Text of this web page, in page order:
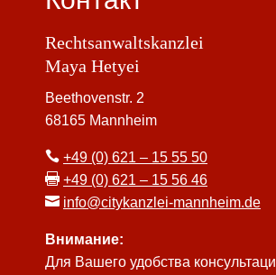
Rechtsanwaltskanzlei
Maya Hetyei
Beethovenstr. 2
68165 Mannheim
 +49 (0) 621 – 15 55 50
 +49 (0) 621 – 15 56 46
 info@citykanzlei-mannheim.de
Внимание:
Для Вашего удобства